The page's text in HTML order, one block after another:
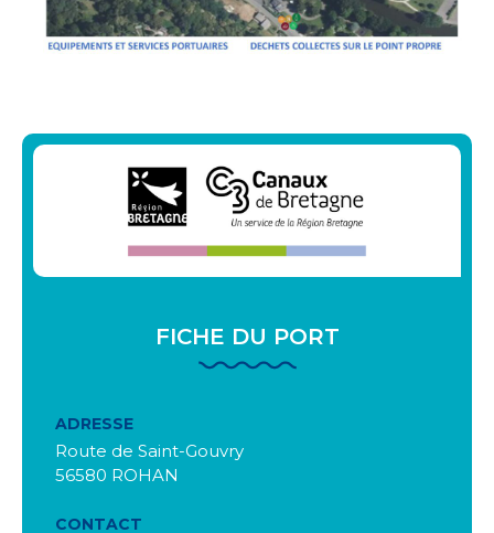
FICHE DU PORT
ADRESSE
Route de Saint-Gouvry
56580 ROHAN
CONTACT